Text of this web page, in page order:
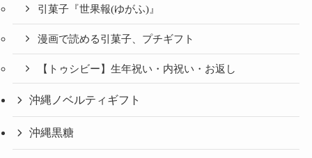
引菓子『世果報(ゆがふ)』
漫画で読める引菓子、プチギフト
【トゥシビー】生年祝い・内祝い・お返し
沖縄ノベルティギフト
沖縄黒糖